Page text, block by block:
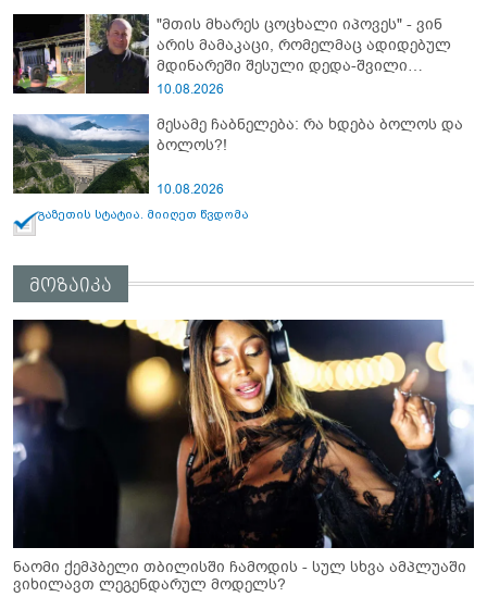
"მთის მხარეს ცოცხალი იპოვეს" - ვინ
არის მამაკაცი, რომელმაც ადიდებულ
მდინარეში შესული დედა-შვილი
გადაარჩინა
10.08.2026
მესამე ჩაბნელება: რა ხდება ბოლოს და
ბოლოს?!
10.08.2026
გაზეთის სტატია. მიიღეთ წვდომა
მოზაიკა
ნაომი ქემპბელი თბილისში ჩამოდის - სულ სხვა ამპლუაში
ვიხილავთ ლეგენდარულ მოდელს?